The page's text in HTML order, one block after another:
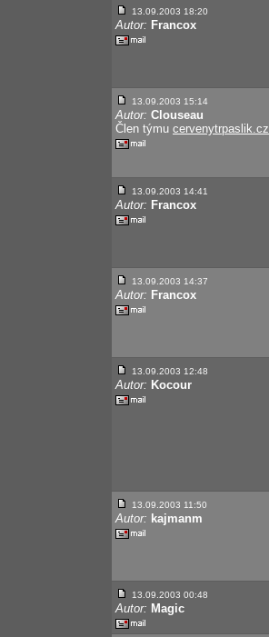
13.09.2003 18:20
Autor: Francox
13.09.2003 15:14
Autor: Clouseau
Člen týmu cervenytrpaslik.cz
13.09.2003 14:41
Autor: Francox
13.09.2003 14:37
Autor: Francox
13.09.2003 12:48
Autor: Kocour
13.09.2003 11:50
Autor: kajmanm
13.09.2003 00:48
Autor: Magic